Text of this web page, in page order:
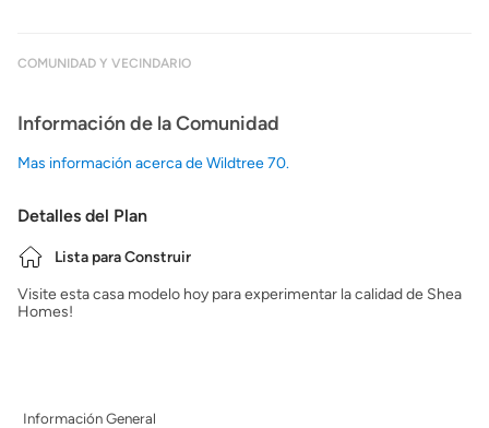
COMUNIDAD Y VECINDARIO
Información de la Comunidad
Mas información acerca de Wildtree 70.
Detalles del Plan
Lista para Construir
Visite esta casa modelo hoy para experimentar la calidad de Shea
Homes!
Información General